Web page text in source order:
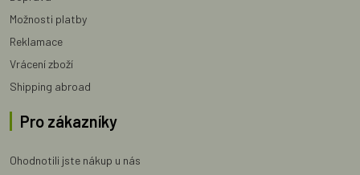
Možnosti platby
Reklamace
Vrácení zboží
Shipping abroad
Pro zákazníky
Ohodnotili jste nákup u nás